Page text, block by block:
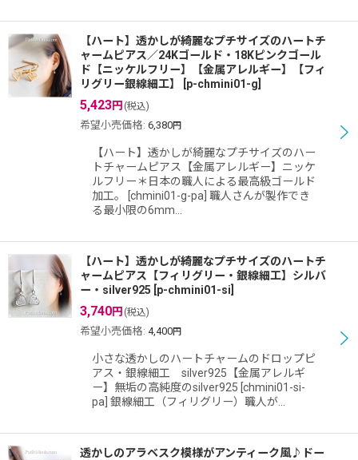
【ハート】透かしが綺麗なプチサイズのハートチ
ャームピアス／24Kゴールド・18Kピンクゴール
ド【ニッケルフリー】【金属アレルギー】【フィ
リグリー銀線細工】
p-chmini01-g
5,423円 (税込)
希望小売価格: 6,380円
【ハート】透かしが綺麗なプチサイズのハー
トチャームピアス【金属アレルギー】ニッケ
ルフリー＊日本の職人による最高級ゴールド
加工。 [chmini01-g-pa] 職人さんが製作でき
る最小限の6mm…
【ハート】透かしが綺麗なプチサイズのハートチ
ャームピアス【フィリグリー・銀線細工】シルバ
ー・silver925 p-chmini01-si
3,740円 (税込)
希望小売価格: 4,400円
小さな透かしのハートチャームのドロップピ
アス・銀線細工 silver925【金属アレルギ
ー】無垢の高純度のsilver925 [chmini01-si-
pa] 銀線細工（フィリグリー）職人が…
透かしのアラベスク模様がアンティーク風♪ドー